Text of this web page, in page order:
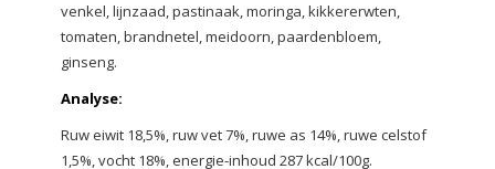
venkel, lijnzaad, pastinaak, moringa, kikkererwten,
tomaten, brandnetel, meidoorn, paardenbloem,
ginseng.
Analyse:
Ruw eiwit 18,5%, ruw vet 7%, ruwe as 14%, ruwe celstof
1,5%, vocht 18%, energie-inhoud 287 kcal/100g.